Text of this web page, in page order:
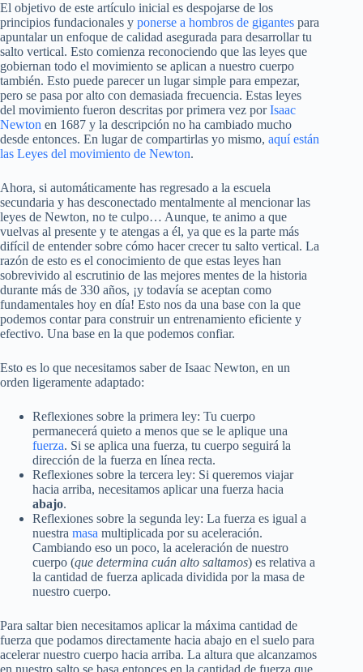
El objetivo de este artículo inicial es despojarse de los
principios fundacionales y ponerse a hombros de gigantes para
apuntalar un enfoque de calidad asegurada para desarrollar tu
salto vertical. Esto comienza reconociendo que las leyes que
gobiernan todo el movimiento se aplican a nuestro cuerpo
también. Esto puede parecer un lugar simple para empezar,
pero se pasa por alto con demasiada frecuencia. Estas leyes
del movimiento fueron descritas por primera vez porIsaac
Newton en 1687 y la descripción no ha cambiado mucho
desde entonces. En lugar de compartirlas yo mismo, aquí están
las Leyes del movimiento de Newton.
Ahora, si automáticamente has regresado a la escuela
secundaria y has desconectado mentalmente al mencionar las
leyes de Newton, no te culpo… Aunque, te animo a que
vuelvas al presente y te atengas a él, ya que es la parte más
difícil de entender sobre cómo hacer crecer tu salto vertical. La
razón de esto es el conocimiento de que estas leyes han
sobrevivido al escrutinio de las mejores mentes de la historia
durante más de 330 años, ¡y todavía se aceptan como
fundamentales hoy en día! Esto nos da una base con la que
podemos contar para construir un entrenamiento eficiente y
efectivo. Una base en la que podemos confiar.
Esto es lo que necesitamos saber de Isaac Newton, en un
orden ligeramente adaptado:
Reflexiones sobre la primera ley: Tu cuerpo
permanecerá quieto a menos que se le aplique una
fuerza. Si se aplica una fuerza, tu cuerpo seguirá la
dirección de la fuerza en línea recta.
Reflexiones sobre la tercera ley: Si queremos viajar
hacia arriba, necesitamos aplicar una fuerza hacia
abajo.
Reflexiones sobre la segunda ley: La fuerza es igual a
nuestra masa multiplicada por su aceleración.
Cambiando eso un poco, la aceleración de nuestro
cuerpo (que determina cuán alto saltamos) es relativa a
la cantidad de fuerza aplicada dividida por la masa de
nuestro cuerpo.
Para saltar bien necesitamos aplicar la máxima cantidad de
fuerza que podamos directamente hacia abajo en el suelo para
acelerar nuestro cuerpo hacia arriba. La altura que alcanzamos